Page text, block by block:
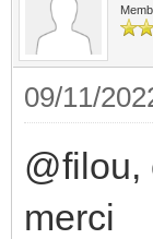
09/11/
@filou,
merci